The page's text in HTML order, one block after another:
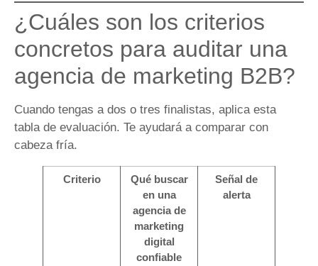
¿Cuáles son los criterios
concretos para auditar una
agencia de marketing B2B?
Cuando tengas a dos o tres finalistas, aplica esta
tabla de evaluación. Te ayudará a comparar con
cabeza fría.
Criterio
Qué buscar
en una
agencia de
marketing
digital
confiable
Señal de
alerta